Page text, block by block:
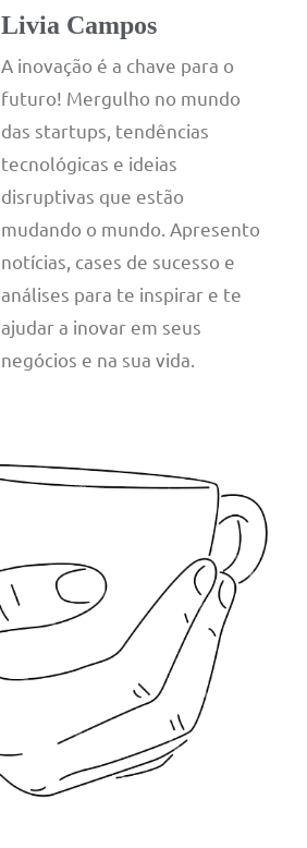
Livia Campos
A inovação é a chave para o
futuro! Mergulho no mundo
das startups, tendências
tecnológicas e ideias
disruptivas que estão
mudando o mundo. Apresento
notícias, cases de sucesso e
análises para te inspirar e te
ajudar a inovar em seus
negócios e na sua vida.